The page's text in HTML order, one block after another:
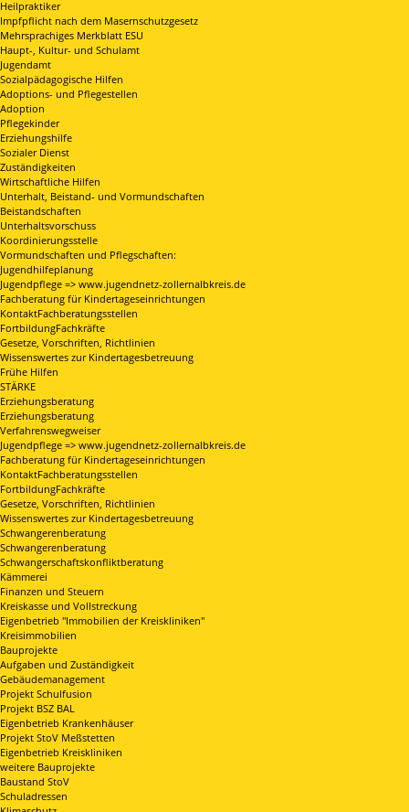
Heilpraktiker
Impfpflicht nach dem Masernschutzgesetz
Mehrsprachiges Merkblatt ESU
Haupt-, Kultur- und Schulamt
Jugendamt
Sozialpädagogische Hilfen
Adoptions- und Pflegestellen
Adoption
Pflegekinder
Erziehungshilfe
Sozialer Dienst
Zuständigkeiten
Wirtschaftliche Hilfen
Unterhalt, Beistand- und Vormundschaften
Beistandschaften
Unterhaltsvorschuss
Koordinierungsstelle
Vormundschaften und Pflegschaften:
Jugendhilfeplanung
Jugendpflege => www.jugendnetz-zollernalbkreis.de
Fachberatung für Kindertageseinrichtungen
KontaktFachberatungsstellen
FortbildungFachkräfte
Gesetze, Vorschriften, Richtlinien
Wissenswertes zur Kindertagesbetreuung
Frühe Hilfen
STÄRKE
Erziehungsberatung
Erziehungsberatung
Verfahrenswegweiser
Jugendpflege => www.jugendnetz-zollernalbkreis.de
Fachberatung für Kindertageseinrichtungen
KontaktFachberatungsstellen
FortbildungFachkräfte
Gesetze, Vorschriften, Richtlinien
Wissenswertes zur Kindertagesbetreuung
Schwangerenberatung
Schwangerenberatung
Schwangerschaftskonfliktberatung
Kämmerei
Finanzen und Steuern
Kreiskasse und Vollstreckung
Eigenbetrieb "Immobilien der Kreiskliniken"
Kreisimmobilien
Bauprojekte
Aufgaben und Zuständigkeit
Gebäudemanagement
Projekt Schulfusion
Projekt BSZ BAL
Eigenbetrieb Krankenhäuser
Projekt StoV Meßstetten
Eigenbetrieb Kreiskliniken
weitere Bauprojekte
Baustand StoV
Schuladressen